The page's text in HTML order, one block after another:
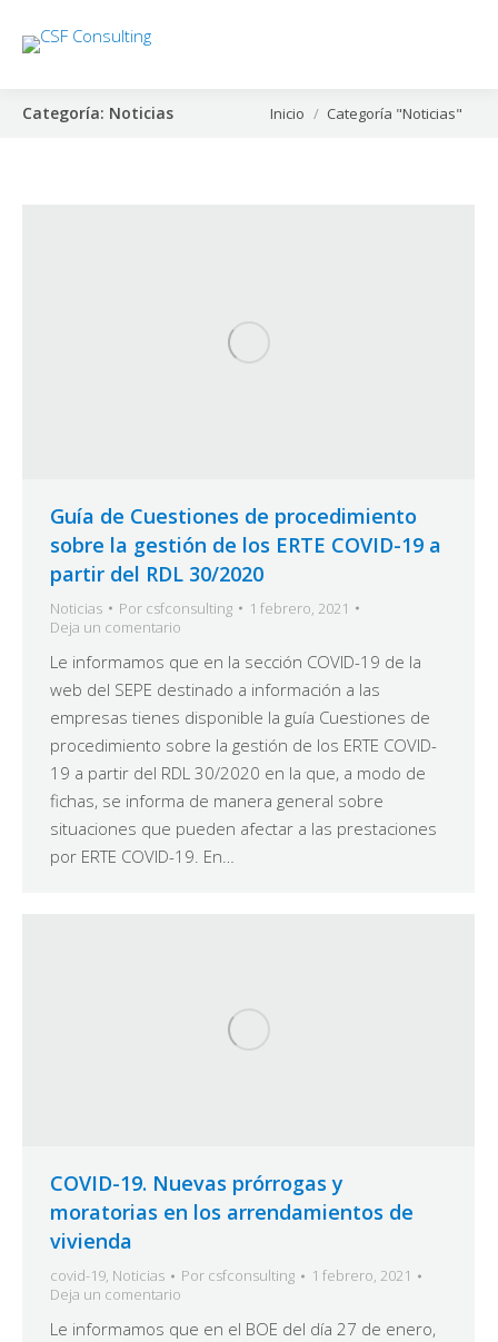
Categoría: Noticias Estás aquí:
Inicio Categoría "Noticias"
Guía de Cuestiones de procedimiento
sobre la gestión de los ERTE COVID-19 a
partir del RDL 30/2020
Noticias Por csfconsulting
1 febrero, 2021
Deja un comentario
Le informamos que en la sección COVID-19 de la
web del SEPE destinado a información a las
empresas tienes disponible la guía Cuestiones de
procedimiento sobre la gestión de los ERTE COVID-
19 a partir del RDL 30/2020 en la que, a modo de
fichas, se informa de manera general sobre
situaciones que pueden afectar a las prestaciones
por ERTE COVID-19. En…
COVID-19. Nuevas prórrogas y
moratorias en los arrendamientos de
vivienda
covid-19, Noticias Por csfconsulting
1 febrero, 2021
Deja un comentario
Le informamos que en el BOE del día 27 de enero,